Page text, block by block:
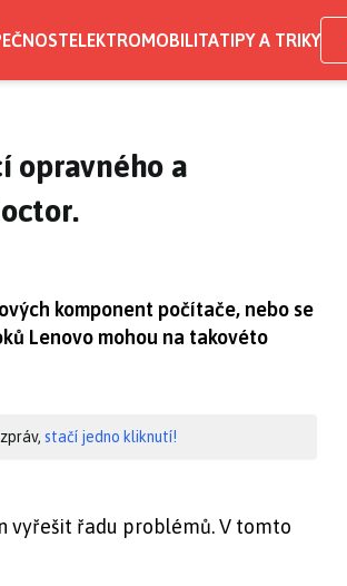
ELEKTROMOBILITATIPY A TRIKY
opravného a
komponent počítače, nebo se
Lenovo mohou na takovéto
stačí jedno kliknutí!
vyřešit řadu problémů. V tomto